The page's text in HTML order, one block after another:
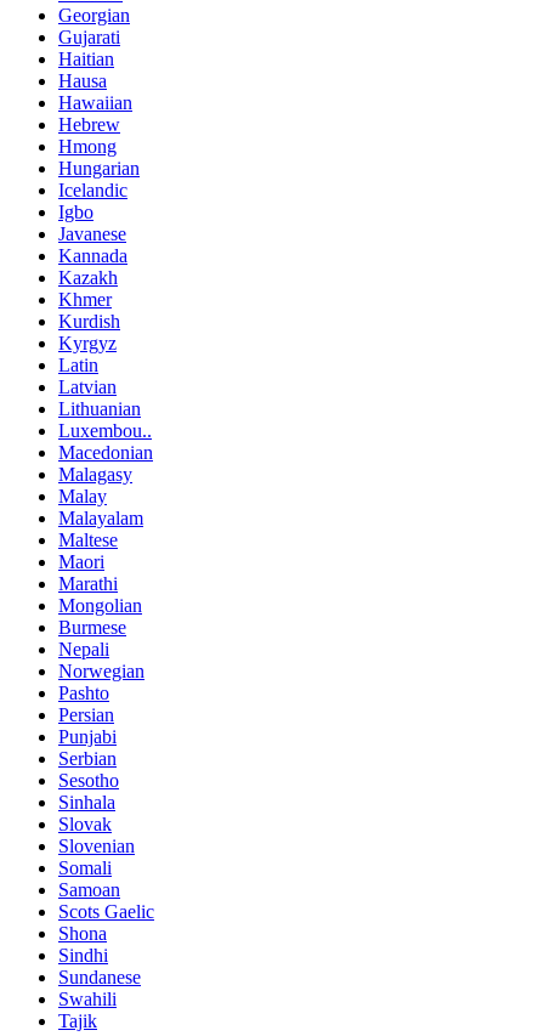
Georgian
Gujarati
Haitian
Hausa
Hawaiian
Hebrew
Hmong
Hungarian
Icelandic
Igbo
Javanese
Kannada
Kazakh
Khmer
Kurdish
Kyrgyz
Latin
Latvian
Lithuanian
Luxembou..
Macedonian
Malagasy
Malay
Malayalam
Maltese
Maori
Marathi
Mongolian
Burmese
Nepali
Norwegian
Pashto
Persian
Punjabi
Serbian
Sesotho
Sinhala
Slovak
Slovenian
Somali
Samoan
Scots Gaelic
Shona
Sindhi
Sundanese
Swahili
Tajik